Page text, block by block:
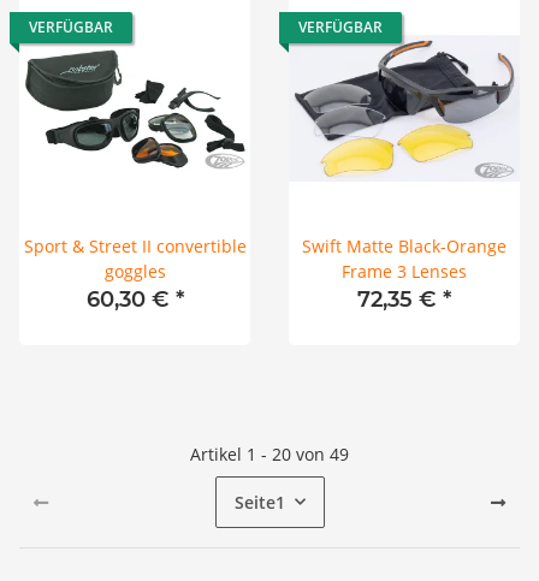
VERFÜGBAR
Sport & Street II convertible
goggles
60,30 € *
VERFÜGBAR
Swift Matte Black-Orange
Frame 3 Lenses
72,35 € *
Artikel 1 - 20 von 49
Seite1